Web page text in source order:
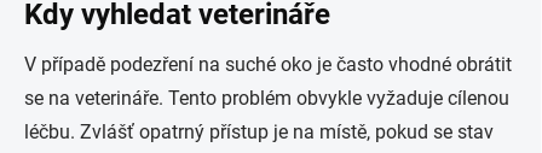
Kdy vyhledat veterináře
V případě podezření na suché oko je často vhodné obrátit
se na veterináře. Tento problém obvykle vyžaduje cílenou
léčbu. Zvlášť opatrný přístup je na místě, pokud se stav